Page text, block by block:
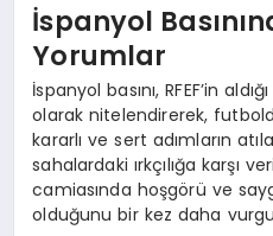
İspanyol
Yorumlar
İspanyol basını, RFEF’in
olarak nitelendirerek,
kararlı ve sert adımların
sahalardaki ırkçılığa karşı
camiasında hoşgörü ve
olduğunu bir kez daha